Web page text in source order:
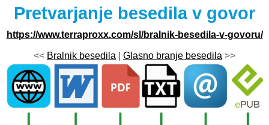
Pretvarjanje besedila v govor
https://www.terraproxx.com/sl/bralnik-besedila-v-govoru/
<< Bralnik besedila Glasno branje besedila >>